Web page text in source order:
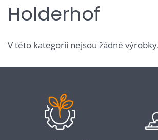
Holderhof
V této kategorii nejsou žádné